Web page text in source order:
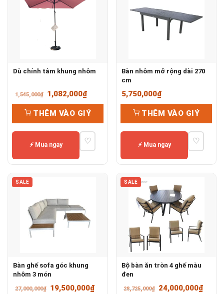
Dù chính tâm khung nhôm
1,545,000₫
Giá
gốc
là:
1,545,000₫.
1,082,000₫Giá
hiện
tại
là:
1,082,000₫.
THÊM VÀO GIỶ
⚡ Mua ngay ♡
Bàn nhôm mở rộng dài 270
cm
5,750,000₫
THÊM VÀO GIỶ
⚡ Mua ngay ♡
SALE
Bàn ghế sofa góc khung
nhôm 3 món
27,000,000₫
Giá
19,500,000₫Giá
SALE
Bộ bàn ăn tròn 4 ghế màu
đen
28,725,000₫
Giá
24,000,000₫Giá